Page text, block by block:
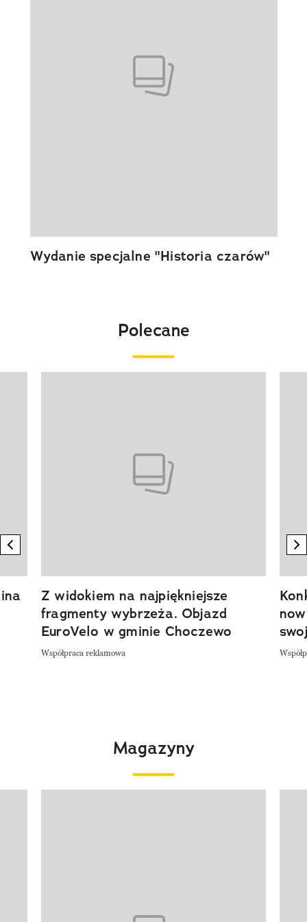
Wydanie specjalne "Historia czarów"
Polecane
previous element
Z widokiem na najpiękniejsze
fragmenty wybrzeża. Objazd
EuroVelo w gminie Choczewo
Współpraca reklamowa
Magazyny